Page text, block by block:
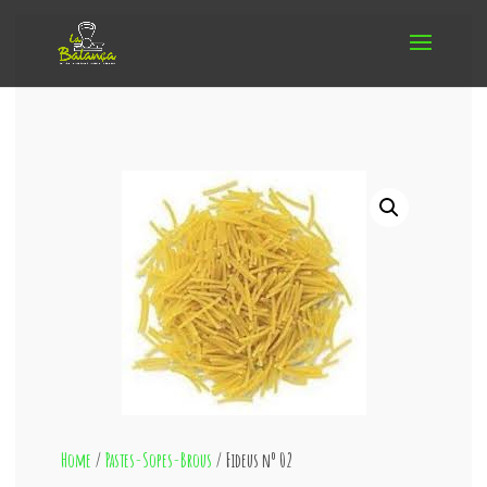
Home /Pastes-Sopes-Brous / Fideus nº 02